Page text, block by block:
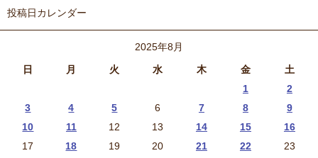
投稿日カレンダー
2025年8月
日
月 火 水 木 金 土
1
2
3
4 5 6 7 8
9
10
11 12 13 14 15
16
17
18 19 20 21 22
23